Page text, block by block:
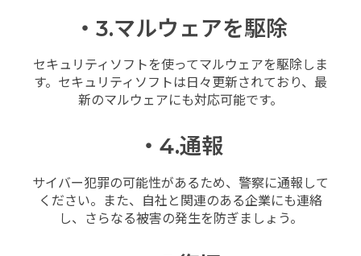
・3.マルウェアを駆除
セキュリティソフトを使ってマルウェアを駆除しま
す。セキュリティソフトは日々更新されており、最
新のマルウェアにも対応可能です。
・4.通報
サイバー犯罪の可能性があるため、警察に通報して
ください。また、自社と関連のある企業にも連絡
し、さらなる被害の発生を防ぎましょう。